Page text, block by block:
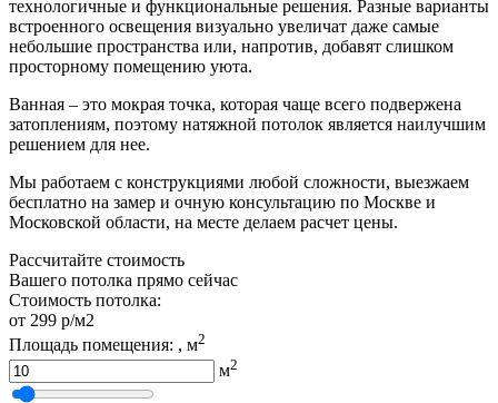
технологичные и функциональные решения. Разные варианты
встроенного освещения визуально увеличат даже самые
небольшие пространства или, напротив, добавят слишком
просторному помещению уюта.
Ванная – это мокрая точка, которая чаще всего подвержена
затоплениям, поэтому натяжной потолок является наилучшим
решением для нее.
Мы работаем с конструкциями любой сложности, выезжаем
бесплатно на замер и очную консультацию по Москве и
Московской области, на месте делаем расчет цены.
Рассчитайте стоимость
Вашего потолка прямо сейчас
Стоимость потолка:
от 299 р/м2
Площадь помещения: , м2
м2